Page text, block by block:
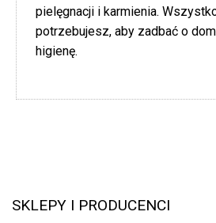
pielęgnacji i karmienia.
potrzebujesz, aby zadbać o
higienę.
SKLEPY I PRODUCENCI